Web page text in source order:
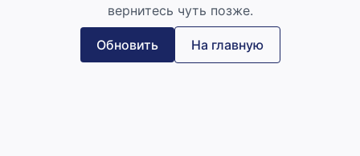
вернитесь чуть позже.
Обновить На главную